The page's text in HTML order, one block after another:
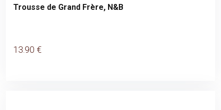
Trousse de Grand Frère, N&B
13 .90 €